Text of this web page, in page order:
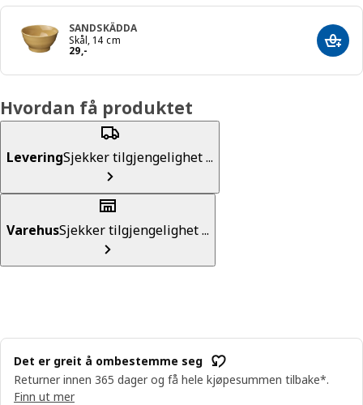
SANDSKÄDDA
Skål, 14 cm
29,-
Pris 29,- Legg
Hvordan få produktet
LeveringSjekker tilgjengelighet ...
VarehusSjekker tilgjengelighet ...
Det er greit å ombestemme seg
Returner innen 365 dager og få hele kjøpesummen tilbake*.
Finn ut mer